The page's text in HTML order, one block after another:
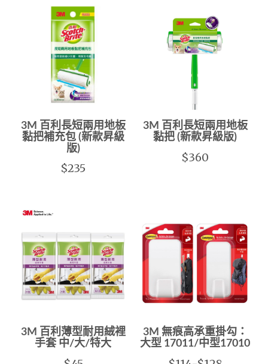
3M 百利長短兩用地板
黏把補充包 (新款昇級
版)
$235
3M 百利長短兩用地板
黏把 (新款昇級版)
$360
3M 百利薄型耐用絨裡
手套 中/大/特大
3M 無痕高承重掛勾：
大型 17011/中型17010